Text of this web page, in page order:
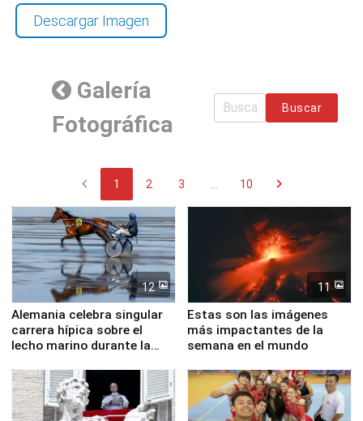
Descargar Imagen
Galería
Fotográfica
Buscar
chevron_left 1 2 3 10 chevron_right
12
Alemania celebra singular
carrera hípica sobre el
lecho marino durante la
11
Estas son las imágenes
más impactantes de la
semana en el mundo